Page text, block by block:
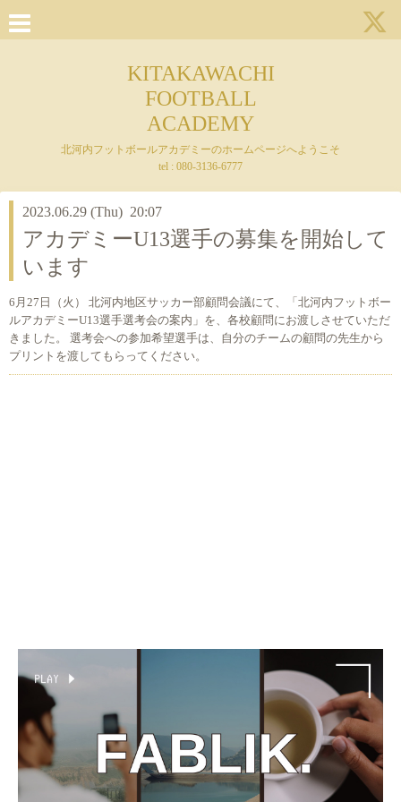
KITAKAWACHI
FOOTBALL
ACADEMY
北河内フットボールアカデミーのホームページへようこそ
tel : 080-3136-6777
2023.06.29 (Thu) 20:07
アカデミーU13選手の募集を開始して
います
6月27日（火） 北河内地区サッカー部顧問会議にて、「北河内フットボー
ルアカデミーU13選手選考会の案内」を、各校顧問にお渡しさせていただ
きました。 選考会への参加希望選手は、自分のチームの顧問の先生から
プリントを渡してもらってください。